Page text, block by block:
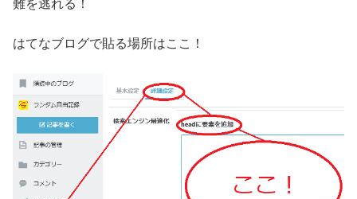
難を逃れる！
はてなブログで貼る場所はここ！